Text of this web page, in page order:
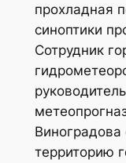
прохладная
синоптики
Сотрудник
Виноградова
территорию